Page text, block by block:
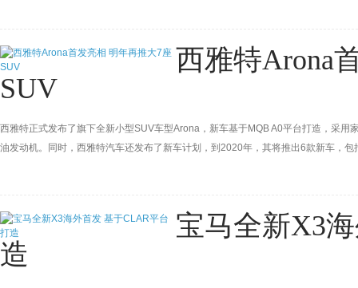
西雅特Arona
SUV
西雅特正式发布了旗下全新小型SUV车型Arona，新车基于MQB A0平台打造，采
油发动机。同时，西雅特汽车还发布了新车计划，到2020年，其将推出6款新车，
宝马全新X3
造